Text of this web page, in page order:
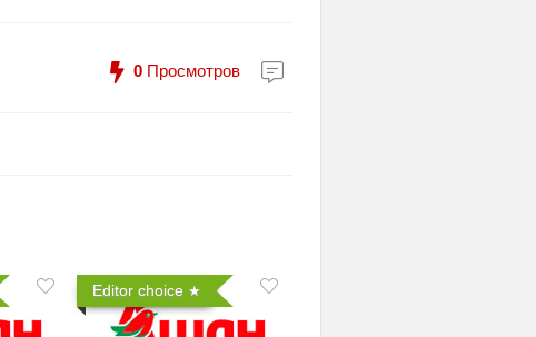
0 Просмотров
Editor choice